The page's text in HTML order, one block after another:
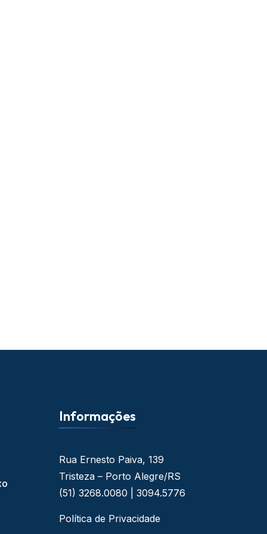
Informações
Rua Ernesto Paiva, 139
Tristeza – Porto Alegre/RS
(51) 3268.0080 | 3094.5776
Política de Privacidade